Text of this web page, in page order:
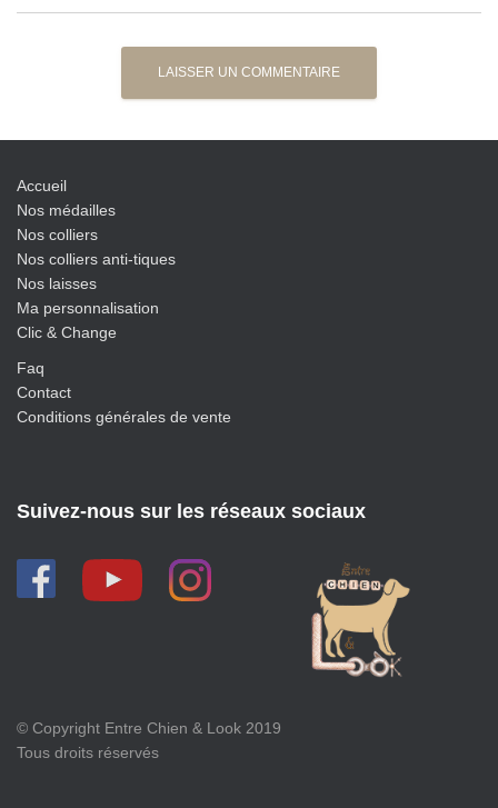
Accueil
Nos médailles
Nos colliers
Nos colliers anti-tiques
Nos laisses
Ma personnalisation
Clic & Change
Faq
Contact
Conditions générales de vente
Suivez-nous sur les réseaux sociaux
© Copyright Entre Chien & Look 2019
Tous droits réservés